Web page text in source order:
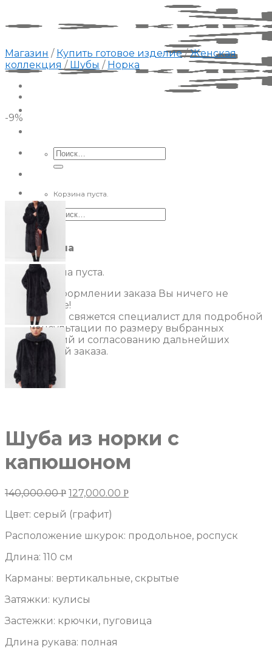
Искать:
Корзина пуста.
Искать:
Корзина
Корзина пуста.
При оформлении заказа Вы ничего не
платите!
С Вами свяжется специалист для подробной
консультации по размеру выбранных
изделий и согласованию дальнейших
деталей заказа.
Магазин / Купить готовое изделие / Женская
коллекция / Шубы / Норка
-9%
Шуба из норки с
капюшоном
140,000.00Р 127,000.00 Р
Цвет: серый (графит)
Расположение шкурок: продольное, роспуск
Длина: 110 см
Карманы: вертикальные, скрытые
Затяжки: кулисы
Застежки: крючки, пуговица
Длина рукава: полная